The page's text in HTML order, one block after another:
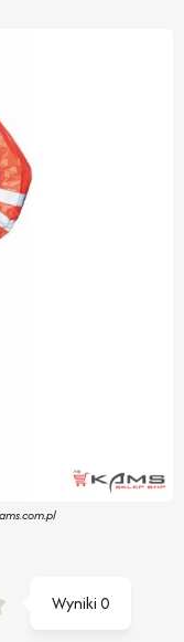
Wyniki0